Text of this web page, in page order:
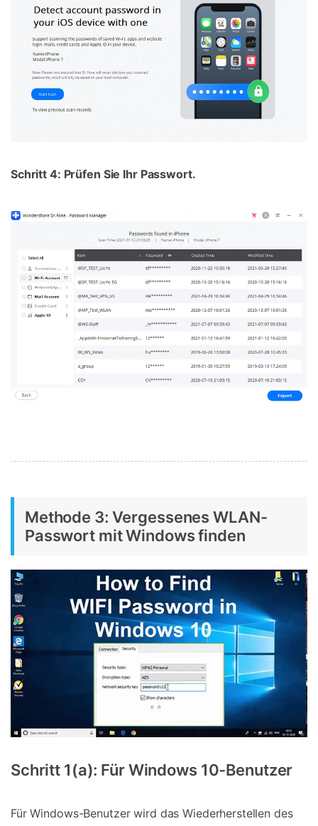
Schritt 4: Prüfen Sie Ihr Passwort.
Methode 3: Vergessenes WLAN-
Passwort mit Windows finden
Schritt 1(a): Für Windows 10-Benutzer
Für Windows-Benutzer wird das Wiederherstellen des